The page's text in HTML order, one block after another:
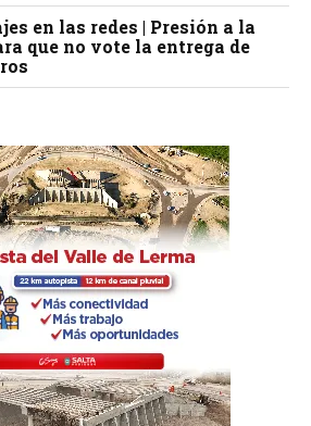
en las redes | Presión a la
que no vote la entrega de